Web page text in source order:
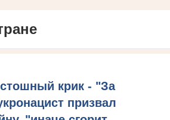
крик - "За
призвал